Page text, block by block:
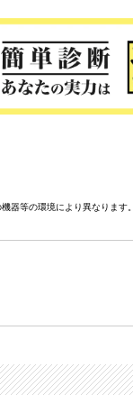
器等の環境により異なります。